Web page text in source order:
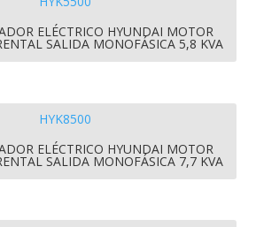
ELÉCTRICO HYUNDAI MOTOR
SALIDA MONOFÁSICA 5,8 KVA
ELÉCTRICO HYUNDAI MOTOR
SALIDA MONOFÁSICA 7,7 KVA